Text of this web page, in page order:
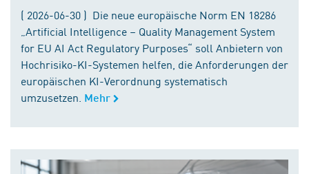
( 2026-06-30 ) Die neue europäische Norm EN 18286
„Artificial Intelligence – Quality Management System
for EU AI Act Regulatory Purposes“ soll Anbietern von
Hochrisiko-KI-Systemen helfen, die Anforderungen der
europäischen KI-Verordnung systematisch
umzusetzen. Mehr